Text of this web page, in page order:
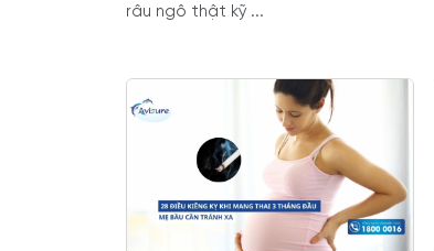
râu ngô thật kỹ ...